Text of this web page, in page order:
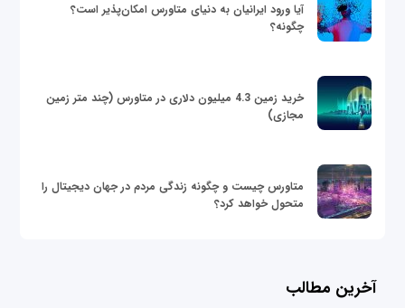
آیا ورود ایرانیان به دنیای متاورس امکان‌پذیر است؟
چگونه؟
خرید زمین 4.3 میلیون دلاری در متاورس (چند متر زمین
مجازی)
متاورس چیست و چگونه زندگی مردم در جهان دیجیتال را
متحول خواهد کرد؟
آخرین مطالب